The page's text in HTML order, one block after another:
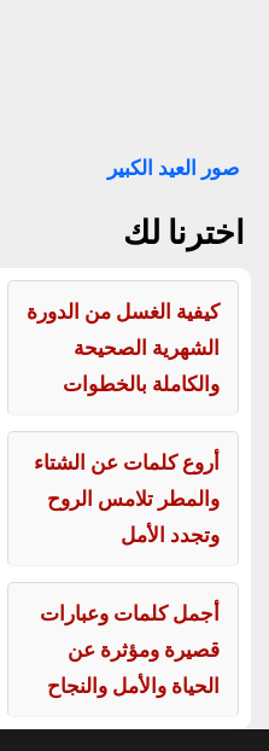
صور العيد الكبير
اخترنا لك
كيفية الغسل من الدورة
الشهرية الصحيحة
والكاملة بالخطوات
أروع كلمات عن الشتاء
والمطر تلامس الروح
وتجدد الأمل
أجمل كلمات وعبارات
قصيرة ومؤثرة عن
الحياة والأمل والنجاح